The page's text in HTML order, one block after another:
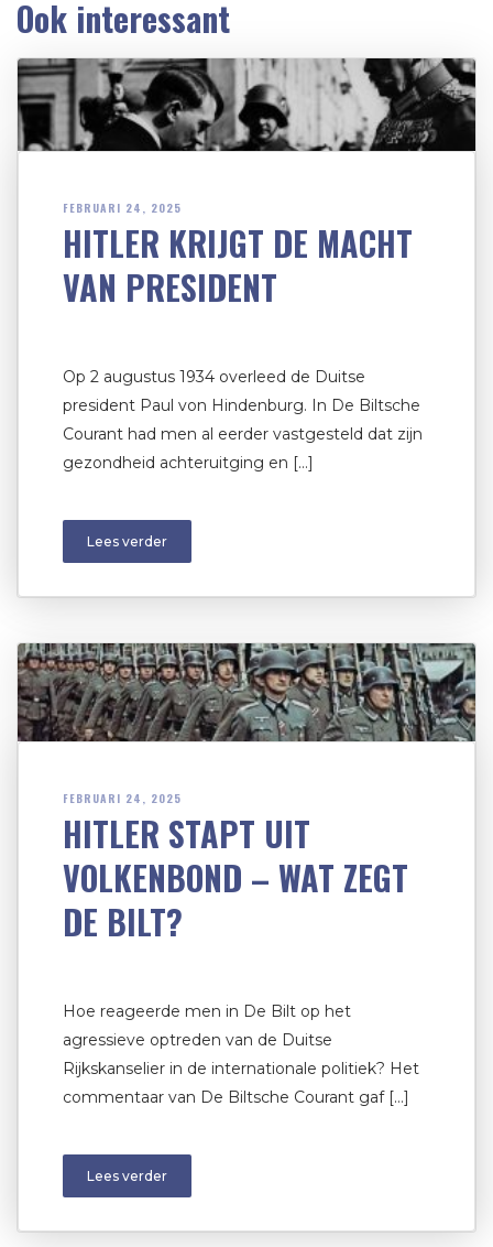
Ook interessant
FEBRUARI 24, 2025
HITLER KRIJGT DE MACHT
VAN PRESIDENT
Op 2 augustus 1934 overleed de Duitse
president Paul von Hindenburg. In De Biltsche
Courant had men al eerder vastgesteld dat zijn
gezondheid achteruitging en […]
Lees verder
FEBRUARI 24, 2025
HITLER STAPT UIT
VOLKENBOND – WAT ZEGT
DE BILT?
Hoe reageerde men in De Bilt op het
agressieve optreden van de Duitse
Rijkskanselier in de internationale politiek? Het
commentaar van De Biltsche Courant gaf […]
Lees verder